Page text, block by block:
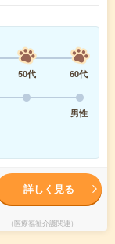
50代
60代
男性
詳しく見る
医療福祉介護関連）